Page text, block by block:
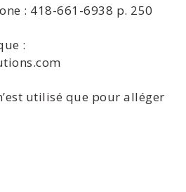
: 418-661-6938 p. 250
:
utilisé que pour alléger